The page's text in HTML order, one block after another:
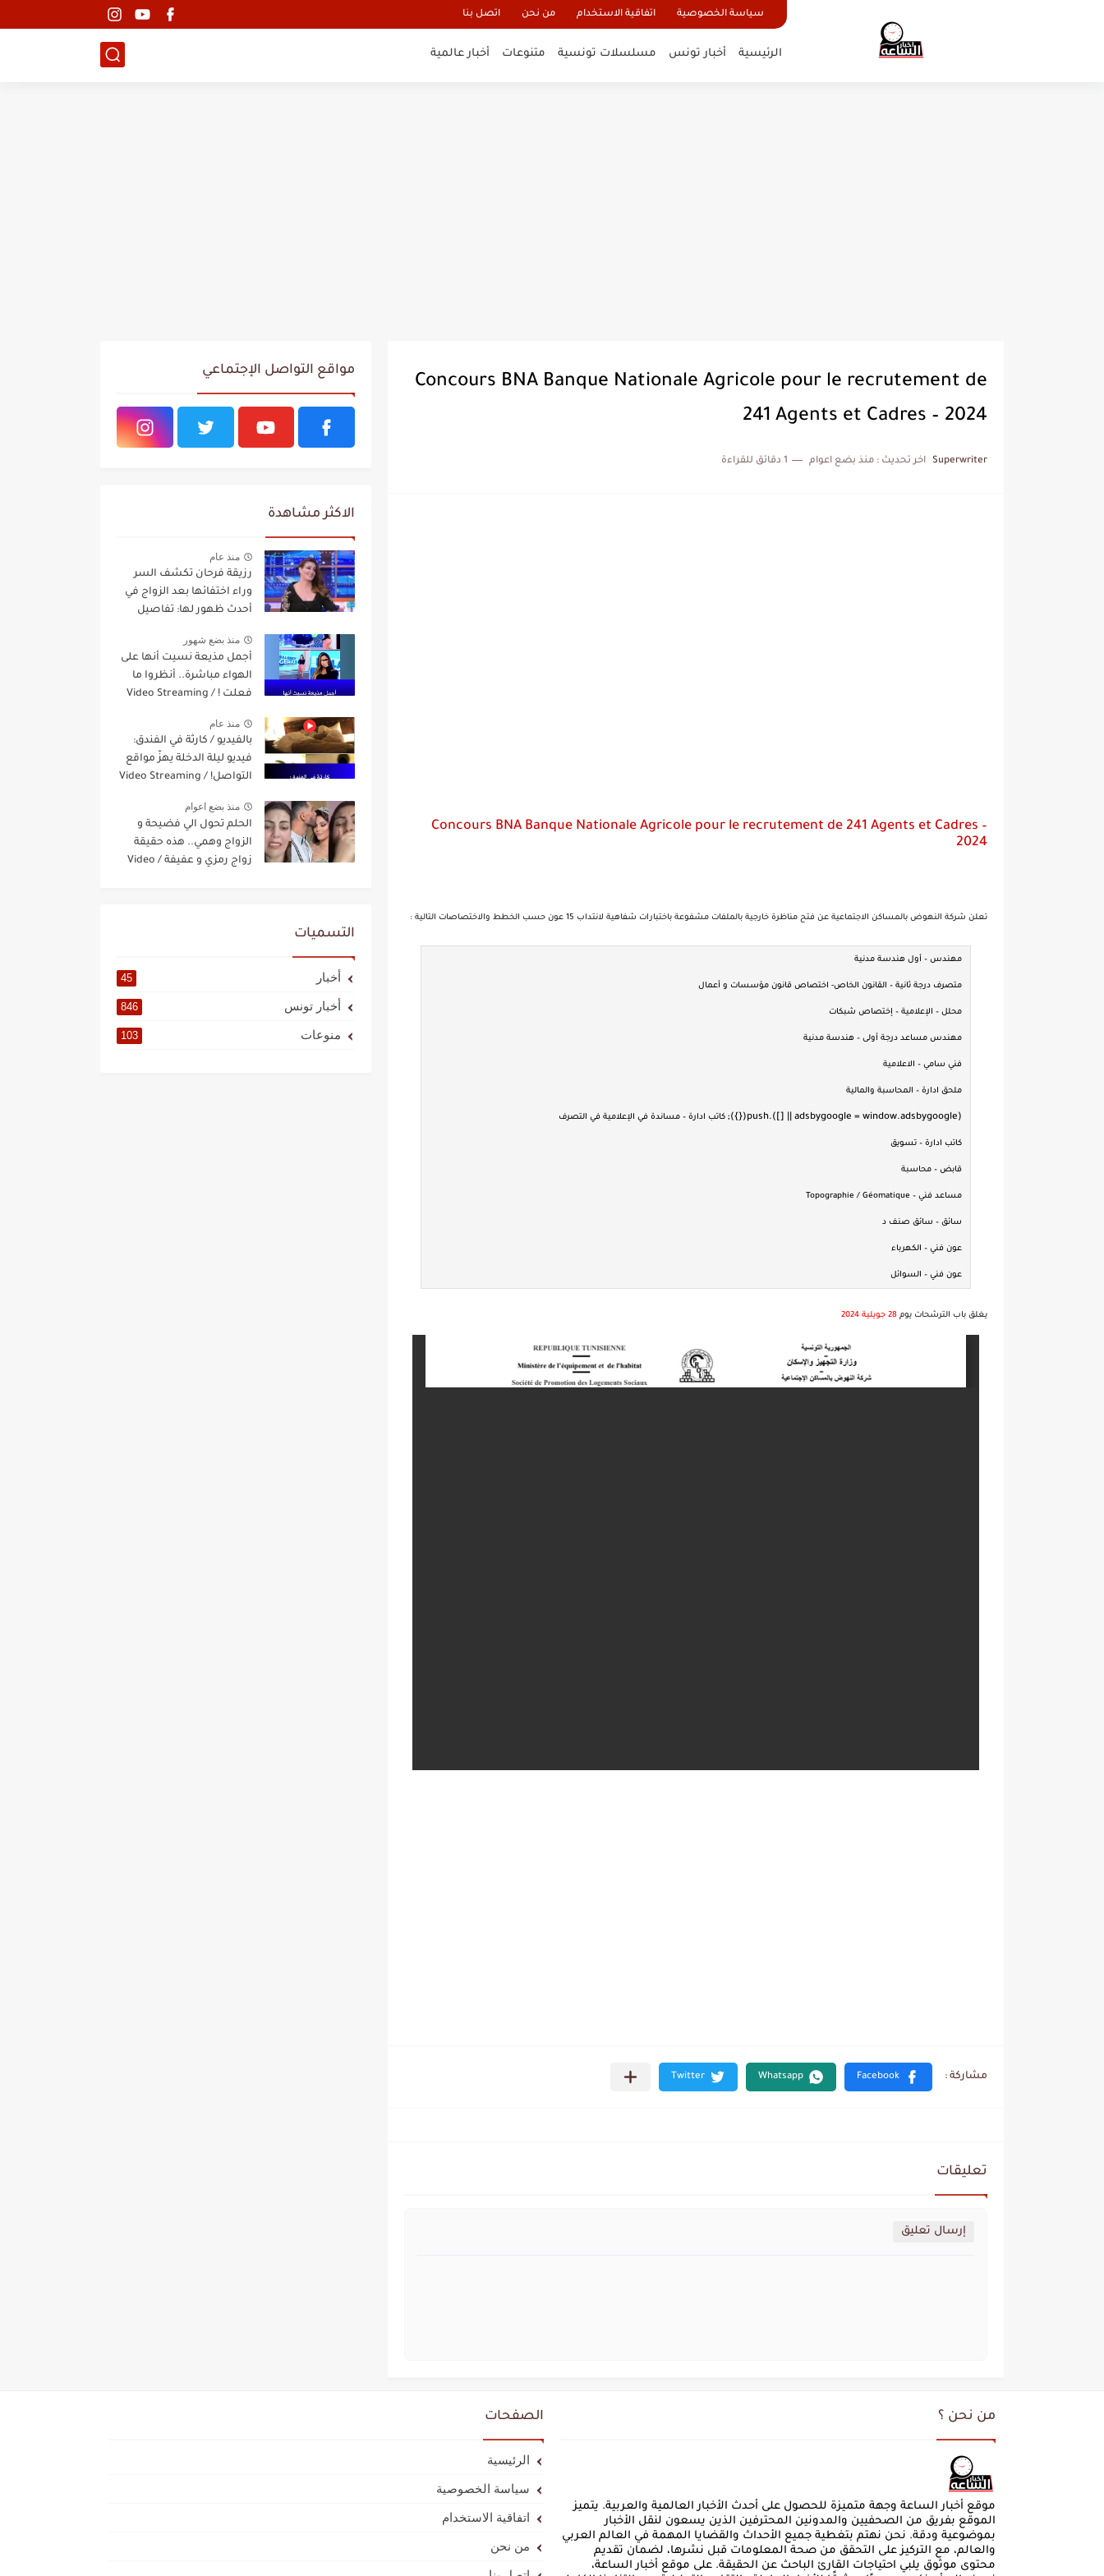
سياسة الخصوصية اتفاقية الاستخدام من نحن اتصل بنا
الرئيسية أخبار تونس مسلسلات تونسية متنوعات أخبار عالمية
Concours BNA Banque Nationale Agricole pour le recrutement de
241 Agents et Cadres – 2024
Superwriter اخر تحديث : منذ بضع اعوام 1 دقائق للقراءة
Concours BNA Banque Nationale Agricole pour le recrutement de 241 Agents et Cadres –
2024
تعلن شركة النهوض بالمساكن الاجتماعية عن فتح مناظرة خارجية بالملفات مشفوعة باختبارات شفاهية لانتداب 15 عون حسب الخطط والاختصاصات التالية :
مهندس – أول هندسة مدنية
متصرف درجة ثانية – القانون الخاص- اختصاص قانون مؤسسات و أعمال
محلل – الإعلامية – إختصاص شبكات
مهندس مساعد درجة أولى – هندسة مدنية
فني سامي – الاعلامية
ملحق ادارة – المحاسبة والمالية
كاتب ادارة – مساندة في الإعلامية في التصرف
كاتب ادارة – تسويق
قابض – محاسبة
مساعد فني – Topographie / Géomatique
سائق – سائق صنف د
عون فني – الكهرباء
عون فني – السوائل
يغلق باب الترشحات يوم 28 جويلية 2024
تعليقات
إرسال تعليق
مواقع التواصل الإجتماعي
الاكثر مشاهدة
منذ عام
رزيقة فرحان تكشف السر
وراء اختفائها بعد الزواج في
أحدث ظهور لها: تفاصيل
منذ بضع شهور
أجمل مذيعة نسيت أنها على
الهواء مباشرة.. أنظروا ما
فعلت ! / Video Streaming
منذ عام
بالفيديو / كارثة في الفندق:
فيديو ليلة الدخلة يهزّ مواقع
التواصل! / Video Streaming
منذ بضع اعوام
الحلم تحول الي فضيحة و
الزواج وهمي.. هذه حقيقة
زواج رمزي و عفيفة / Video
التسميات
أخبار 45
أخبار تونس 846
منوعات 103
من نحن ؟
موقع أخبار الساعة وجهة متميزة للحصول على أحدث الأخبار العالمية والعربية. يتميز
الموقع بفريق من الصحفيين والمدونين المحترفين الذين يسعون لنقل الأخبار
بموضوعية ودقة. نحن نهتم بتغطية جميع الأحداث والقضايا المهمة في العالم العربي
والعالم، مع التركيز على التحقق من صحة المعلومات قبل نشرها، لضمان تقديم
محتوى موثوق يلبي احتياجات القارئ الباحث عن الحقيقة. على موقع أخبار الساعة،
الصفحات
الرئيسية
سياسة الخصوصية
اتفاقية الاستخدام
من نحن